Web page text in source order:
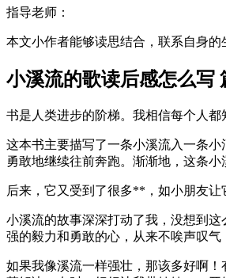
指导老师：
本文小作者能够读思结合，联系自身
小溪流的歌读后感怎么写
书是人类进步的阶梯。我相信每个人
这本书主要描写了一条小溪流入一条
勇敢地继续往前奔跑。渐渐地，这条
后来，它又受到了很多**，如小朋友让
小溪流的故事深深打动了我，没想到
强的毅力和勇敢的心，从来不唉声叹气
如果我像溪流一样强壮，那该多好啊